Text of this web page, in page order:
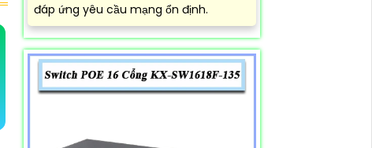
đáp ứng yêu cầu mạng ổn định.